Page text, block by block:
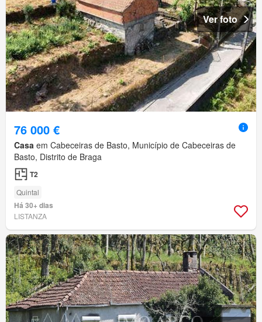
Ver foto
76 000 €
Casa em Cabeceiras de Basto, Município de Cabeceiras de
Basto, Distrito de Braga
T2
Quintal
Há 30+ dias
LISTANZA